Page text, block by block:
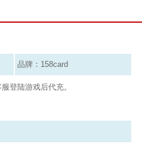
品牌：158card
登陆游戏后代充。